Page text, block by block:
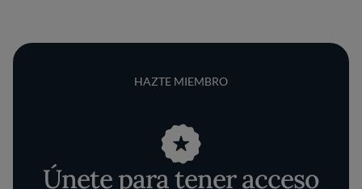
HAZTE MIEMBRO
Únete para tener acceso